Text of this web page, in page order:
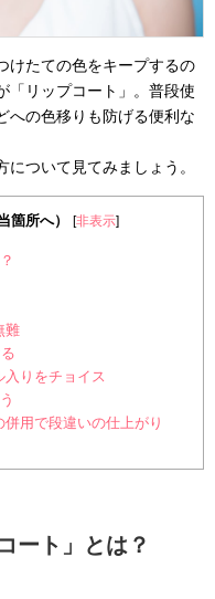
けたての色をキープするの
「リップコート」。普段使
への色移りも防げる便利な
ついて見てみましょう。
箇所へ） [非表示]
難
りをチョイス
用で段違いの仕上がり
ート」とは？